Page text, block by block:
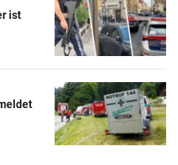
ist